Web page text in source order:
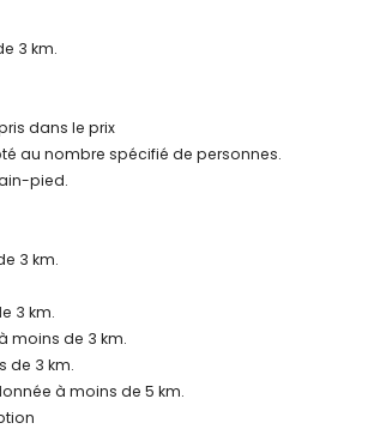
avec supplément
et lits/cots pour enfants (sur demande)
et de loisirs pour vos vacances
discothèque, bar, promenade (El Arenal et
de 5 kilomètres de la maison)
à Jávea, Costa Blanca
Histórico, Jávea), église (San Bartolomé,
Histórico, Jávea), monument (Pueblo
immeuble architectural (Pueblo Histórico,
(Pueblo Histórico et Jávea) (à moins
de l'hébergement)
de la Vila et Denia) (à moins de 25
l'hébergement)
3 km.
dans le prix
au nombre spécifié de personnes.
pied.
3 km.
3 km.
moins de 3 km.
de 3 km.
à moins de 5 km.